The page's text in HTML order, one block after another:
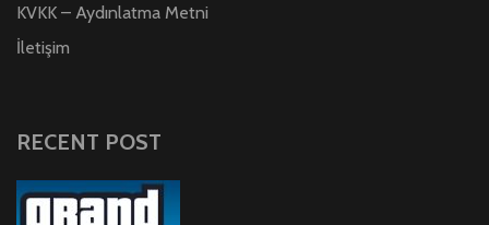
KVKK – Aydınlatma Metni
İletişim
RECENT POST